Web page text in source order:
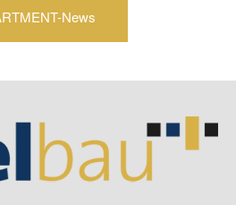
News